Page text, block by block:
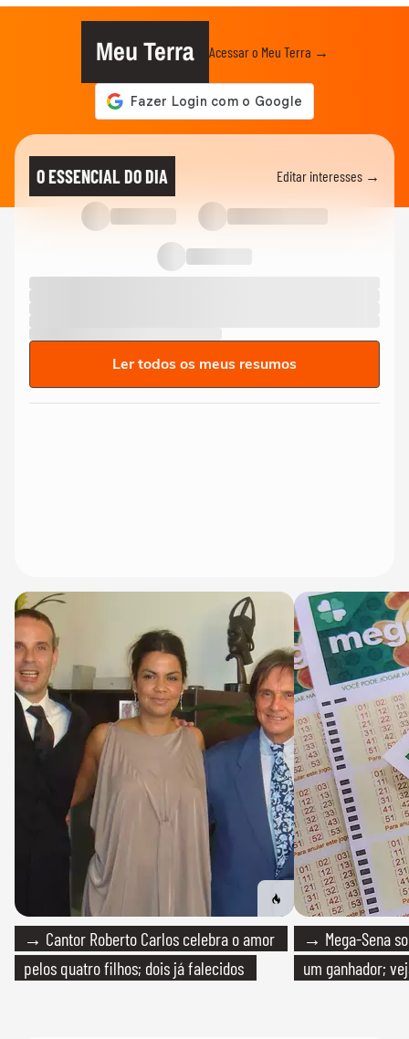
Meu Terra Acessar o Meu Terra →
O ESSENCIAL DO DIA Editar interesses →
Ler todos os meus resumos
→ Cantor Roberto Carlos celebra o amor
pelos quatro filhos; dois já falecidos
→ Mega-Sena
um ganhador;